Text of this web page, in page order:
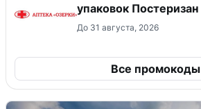
упаковок Постеризан
До 31 августа, 2026
Все промокоды